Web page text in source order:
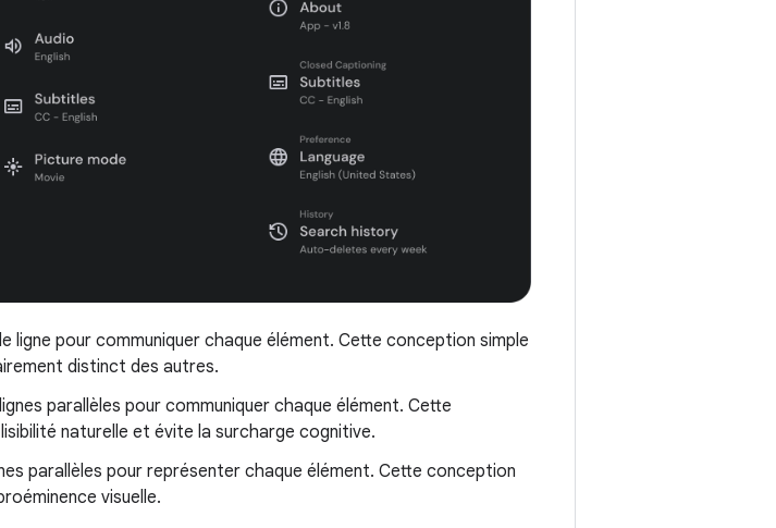
ligne pour communiquer chaque élément. Cette conception simple
distinct des autres.
parallèles pour communiquer chaque élément. Cette
naturelle et évite la surcharge cognitive.
parallèles pour représenter chaque élément. Cette conception
visuelle.